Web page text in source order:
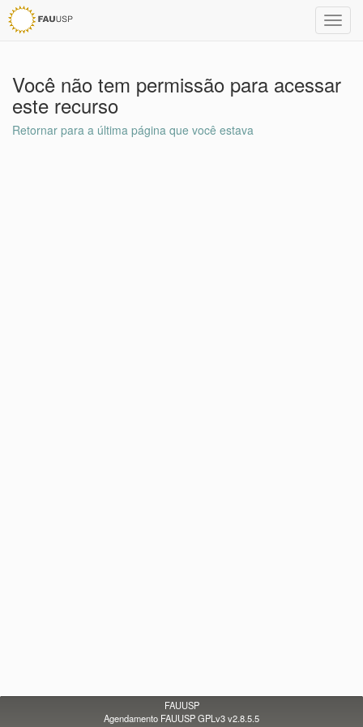
Você não tem permissão para acessar
este recurso
Retornar para a última página que você estava
FAUUSP
Agendamento FAUUSP GPLv3 v2.8.5.5